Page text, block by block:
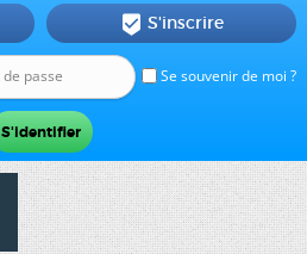
Se souvenir de moi ?
 S'inscrire